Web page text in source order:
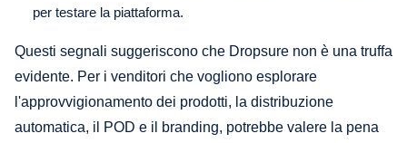
per testare la piattaforma.
Questi segnali suggeriscono che Dropsure non è una truffa
evidente. Per i venditori che vogliono esplorare
l'approvvigionamento dei prodotti, la distribuzione
automatica, il POD e il branding, potrebbe valere la pena